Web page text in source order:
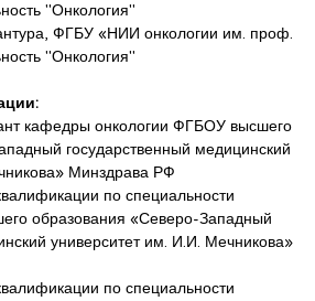
"Онкология"
ФГБУ «НИИ онкологии им. проф.
"Онкология"
кафедры онкологии ФГБОУ высшего
государственный медицинский
Минздрава РФ
по специальности
образования «Северо-Западный
университет им. И.И. Мечникова»
по специальности